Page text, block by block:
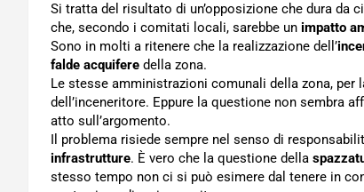
Si tratta del risultato di un’opposizione che dura da
che, secondo i comitati locali, sarebbe un impatto
Sono in molti a ritenere che la realizzazione dell’
falde acquifere della zona.
Le stesse amministrazioni comunali della zona,
dell’inceneritore. Eppure la questione non sembra
atto sull’argomento.
Il problema risiede sempre nel senso di
infrastrutture. È vero che la questione della
stesso tempo non ci si può esimere dal tenere in